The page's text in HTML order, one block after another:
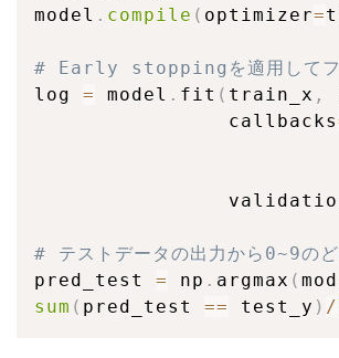
model . compile ( optimizer=
# Early stoppingを適用してフ
log = model . fit ( train_x ,
                callbacks
# テストデータの出力から0~9の
pred_test = np . argmax (
sum ( pred_test == test_y ) /